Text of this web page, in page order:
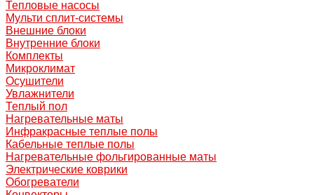
Тепловые насосы
Мульти сплит-системы
Внешние блоки
Внутренние блоки
Комплекты
Микроклимат
Осушители
Увлажнители
Теплый пол
Нагревательные маты
Инфракрасные теплые полы
Кабельные теплые полы
Нагревательные фольгированные маты
Электрические коврики
Обогреватели